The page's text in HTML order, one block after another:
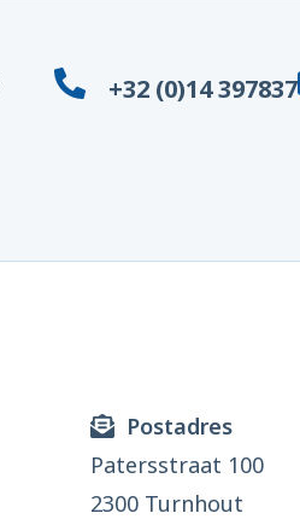
+32 (0)14 397837
Postadres
Patersstraat 100
2300 Turnhout